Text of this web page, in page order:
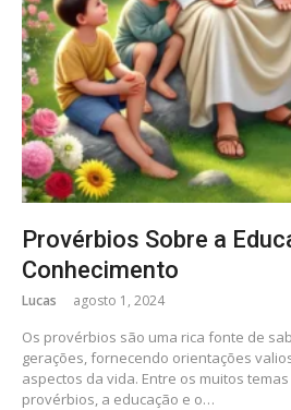
Provérbios Sobre a
Conhecimento
Lucas agosto 1, 2024
Os provérbios são uma rica fonte de
gerações, fornecendo orientações
aspectos da vida. Entre os muitos
provérbios, a educação e o…